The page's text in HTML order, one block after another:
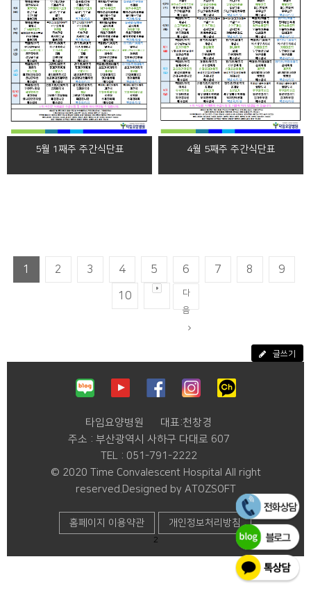
5월 1째주 주간식단표 4월 5째주 주간식단표
1 2 3 4 5 6 7 8 9
10
다
음
글쓰기
타임요양병원
대표:천창경
주소 : 부산광역시 사하구 다대로 607
TEL : 051-791-2222
© 2020 Time Convalescent Hospital All right
reserved.Designed by ATOZSOFT
홈페이지 이용약관 개인정보처리방침
2